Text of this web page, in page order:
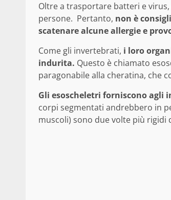
Oltre a trasportare batteri e
persone. Pertanto, non è
scatenare alcune allergie e
Come gli invertebrati, i loro
indurita. Questo è chiamato
paragonabile alla cheratina, che
Gli esoscheletri forniscono
corpi segmentati andrebbero in
muscoli) sono due volte più